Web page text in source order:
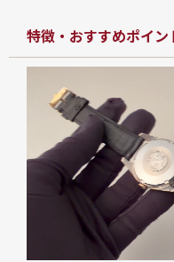
特徴・おすすめポイン